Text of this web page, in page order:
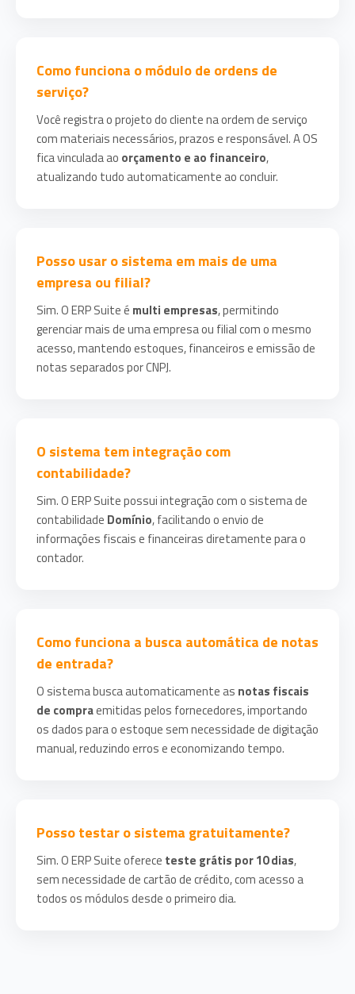
Como funciona o módulo de ordens de
serviço?
Você registra o projeto do cliente na ordem de serviço
com materiais necessários, prazos e responsável. A OS
fica vinculada ao orçamento e ao financeiro,
atualizando tudo automaticamente ao concluir.
Posso usar o sistema em mais de uma
empresa ou filial?
Sim. O ERP Suite é multi empresas, permitindo
gerenciar mais de uma empresa ou filial com o mesmo
acesso, mantendo estoques, financeiros e emissão de
notas separados por CNPJ.
O sistema tem integração com
contabilidade?
Sim. O ERP Suite possui integração com o sistema de
contabilidade Domínio, facilitando o envio de
informações fiscais e financeiras diretamente para o
contador.
Como funciona a busca automática de notas
de entrada?
O sistema busca automaticamente as notas fiscais
de compraemitidas pelos fornecedores, importando
os dados para o estoque sem necessidade de digitação
manual, reduzindo erros e economizando tempo.
Posso testar o sistema gratuitamente?
Sim. O ERP Suite oferece teste grátis por 10 dias,
sem necessidade de cartão de crédito, com acesso a
todos os módulos desde o primeiro dia.